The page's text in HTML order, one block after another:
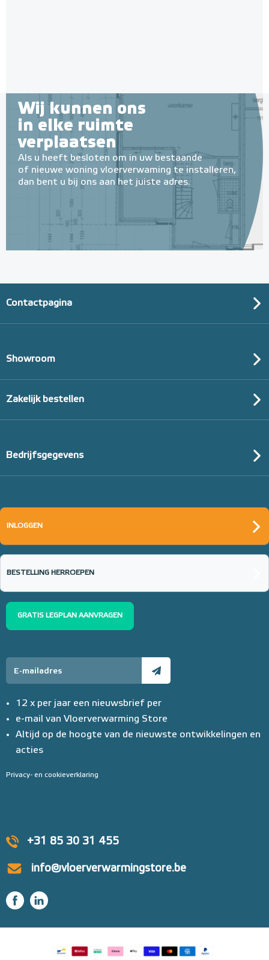
Wij kunnen ons
in elke ruimte
verplaatsen
Als u heeft besloten om in uw bestaande
of nieuwe woning vloerverwaming te installeren,
dan bent u bij ons aan het juiste adres.
+31 85 30 31 455
info@vloerverwarmingstore.be
Contactpagina
Showroom
Zakelijk bestellen
Bedrijfsgegevens
INLOGGEN
BESTELLING HERROEPEN
GRATIS LEGPLAN AANVRAGEN
12 x per jaar een nieuwsbrief per
e-mail van Vloerverwarming Store
Altijd op de hoogte van de nieuwste ontwikkelingen en
acties
Privacy- en cookieverklaring